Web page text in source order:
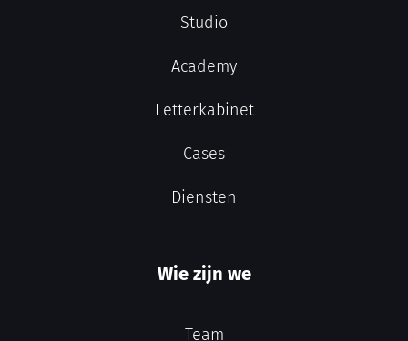
Studio
Academy
Letterkabinet
Cases
Diensten
Wie zijn we
Team